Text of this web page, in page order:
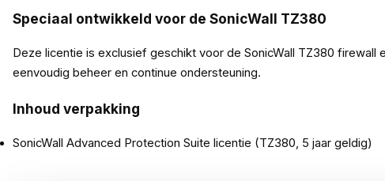
Speciaal ontwikkeld voor de SonicWall TZ380
Deze licentie is exclusief geschikt voor de SonicWall TZ380
eenvoudig beheer en continue ondersteuning.
Inhoud verpakking
SonicWall Advanced Protection Suite licentie (TZ380, 5 jaar geldig)